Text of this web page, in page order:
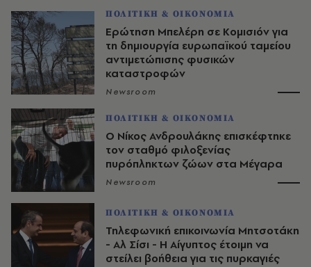
ΠΟΛΙΤΙΚΗ & ΟΙΚΟΝΟΜΙΑ
Ερώτηση Μπελέρη σε Κομισιόν για
τη δημιουργία ευρωπαϊκού ταμείου
αντιμετώπισης φυσικών
καταστροφών
Newsroom
ΠΟΛΙΤΙΚΗ & ΟΙΚΟΝΟΜΙΑ
Ο Νίκος Ανδρουλάκης επισκέφτηκε
τον σταθμό φιλοξενίας
πυρόπληκτων ζώων στα Μέγαρα
Newsroom
ΠΟΛΙΤΙΚΗ & ΟΙΚΟΝΟΜΙΑ
Τηλεφωνική επικοινωνία Μητσοτάκη
- Αλ Σίσι - H Αίγυπτος έτοιμη να
στείλει βοήθεια για τις πυρκαγιές